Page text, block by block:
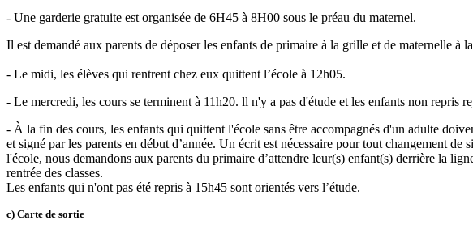
- Une garderie gratuite est organisée de 6H45 à 8H00 sous le préau du maternel.
Il est demandé aux parents de déposer les enfants de primaire à la grille et de maternelle à
- Le midi, les élèves qui rentrent chez eux quittent l’école à 12h05.
- Le mercredi, les cours se terminent à 11h20. ll n'y a pas d'étude et les enfants non repris
- À la fin des cours, les enfants qui quittent l'école sans être accompagnés d'un adulte
et signé par les parents en début d’année. Un écrit est nécessaire pour tout changement
l'école, nous demandons aux parents du primaire d’attendre leur(s) enfant(s) derrière la
rentrée des classes.
Les enfants qui n'ont pas été repris à 15h45 sont orientés vers l’étude.
c) Carte de sortie